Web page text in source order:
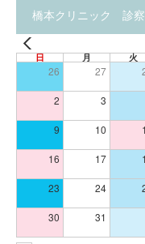
橋本クリニック 診察
日 月 火
26 27
2 3
9 10
16 17
23 24
30 31